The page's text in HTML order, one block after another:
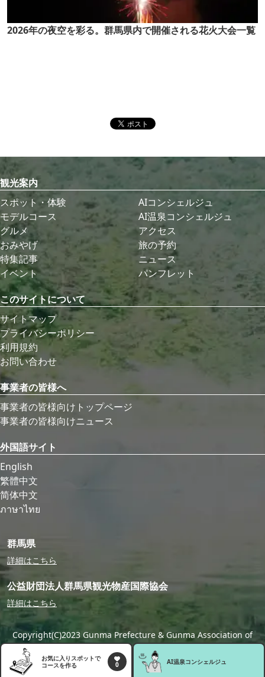
2026年の夜空を彩る。群馬県内で開催される花火大会一覧
お気に入りスポットで
コースを作る
0 AI温泉コンシェルジュ
観光案内
スポット・体験
モデルコース
グルメ
おみやげ
特集記事
イベント
AIコンシェルジュ
AI温泉コンシェルジュ
アクセス
旅の予約
ニュース
パンフレット
このサイトについて
サイトマップ
プライバシーポリシー
利用規約
お問い合わせ
事業者の皆様へ
事業者の皆様向けトップページ
事業者の皆様向けニュース
外国語サイト
English
繁體中文
简体中文
ภาษาไทย
群馬県
詳細はこちら
公益財団法人群馬県観光物産国際協会
詳細はこちら
Copyright(C)2023 Gunma Prefecture & Gunma Association of
Tourism,Local Products & International Exchange